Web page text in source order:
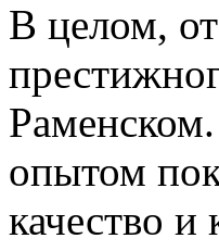
В целом,
опытом
качество и